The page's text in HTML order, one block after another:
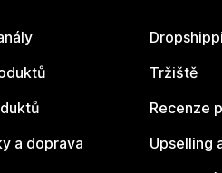
a doprava
Tržiště
Recenze
Upselling